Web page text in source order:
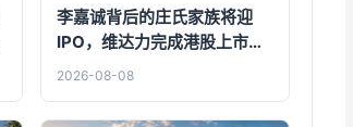
李嘉诚背后的庄氏家族将迎
IPO，维达力完成港股上市备
案，全球PVD界面增强龙头冲
2026-08-08